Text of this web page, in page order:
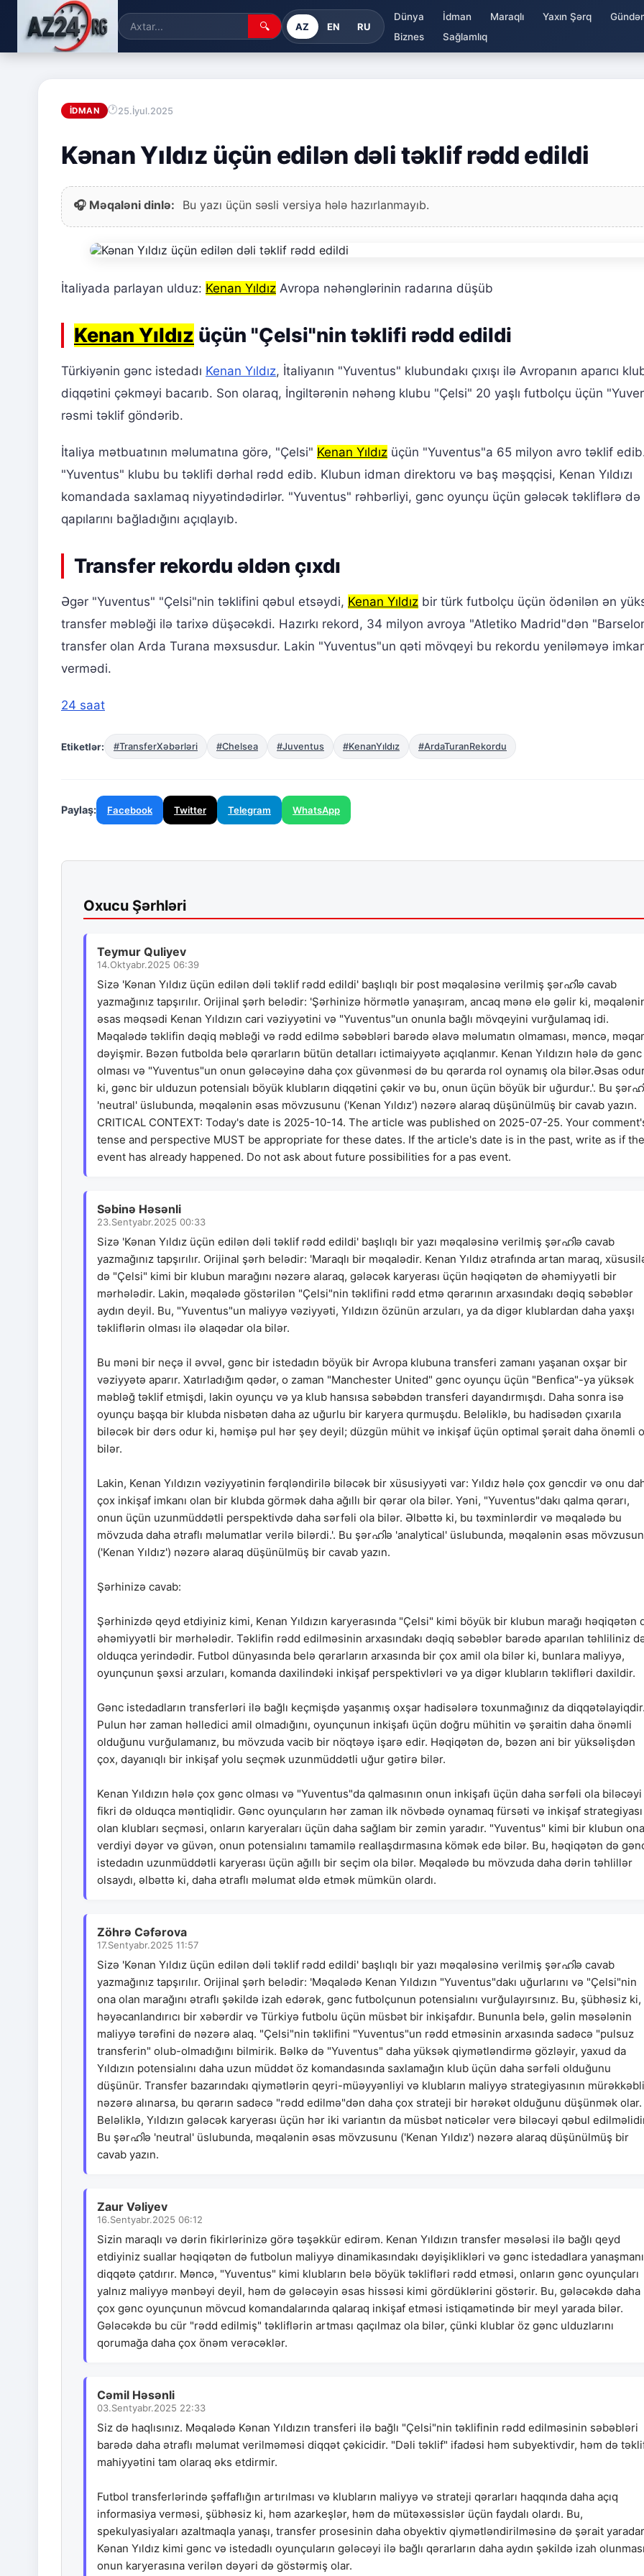
🔍 AZ EN RU
Dünya İdman Maraqlı Yaxın Şərq
Biznes
Sağlamlıq
İDMAN 25.İyul.2025
Kənan Yıldız üçün edilən dəli təklif rədd edildi
🎧 Məqaləni dinlə: Bu yazı üçün səsli versiya hələ hazırlanmayıb.
İtaliyada parlayan ulduz: Kenan Yıldız Avropa nəhənglərinin radarına düşüb
Kenan Yıldız üçün "Çelsi"nin təklifi rədd edildi
Türkiyənin gənc istedadı Kenan Yıldız, İtaliyanın "Yuventus" klubundakı çıxışı ilə Avropanın aparıcı
diqqətini çəkməyi bacarıb. Son olaraq, İngiltərənin nəhəng klubu "Çelsi" 20 yaşlı futbolçu üçün
rəsmi təklif göndərib.
İtaliya mətbuatının məlumatına görə, "Çelsi" Kenan Yıldız üçün "Yuventus"a 65 milyon avro təklif
"Yuventus" klubu bu təklifi dərhal rədd edib. Klubun idman direktoru və baş məşqçisi, Kenan Yıldızı
komandada saxlamaq niyyətindədirlər. "Yuventus" rəhbərliyi, gənc oyunçu üçün gələcək təkliflərə də
qapılarını bağladığını açıqlayıb.
Transfer rekordu əldən çıxdı
Əgər "Yuventus" "Çelsi"nin təklifini qəbul etsəydi, Kenan Yıldız bir türk futbolçu üçün ödənilən ən
transfer məbləği ilə tarixə düşəcəkdi. Hazırkı rekord, 34 milyon avroya "Atletiko Madrid"dən
transfer olan Arda Turana məxsusdur. Lakin "Yuventus"un qəti mövqeyi bu rekordu yeniləməyə
vermədi.
24 saat
Etiketlər: #TransferXəbərləri #Chelsea #Juventus #KenanYıldız #ArdaTuranRekordu
Paylaş: Facebook Twitter Telegram WhatsApp
Oxucu Şərhləri
Teymur Quliyev
14.Oktyabr.2025 06:39
Sizə 'Kənan Yıldız üçün edilən dəli təklif rədd edildi' başlıqlı bir post məqaləsinə verilmiş şərഹിə cavab
yazmağınız tapşırılır. Orijinal şərh belədir: 'Şərhinizə hörmətlə yanaşıram, ancaq mənə elə gəlir ki,
əsas məqsədi Kenan Yıldızın cari vəziyyətini və "Yuventus"un onunla bağlı mövqeyini vurğulamaq idi.
Məqalədə təklifin dəqiq məbləği və rədd edilmə səbəbləri barədə əlavə məlumatın olmaması, məncə,
dəyişmir. Bəzən futbolda belə qərarların bütün detalları ictimaiyyətə açıqlanmır. Kenan Yıldızın hələ də gənc
olması və "Yuventus"un onun gələcəyinə daha çox güvənməsi də bu qərarda rol oynamış ola bilər.Əsas
ki, gənc bir ulduzun potensialı böyük klubların diqqətini çəkir və bu, onun üçün böyük bir uğurdur.'. Bu
'neutral' üslubunda, məqalənin əsas mövzusunu ('Kenan Yıldız') nəzərə alaraq düşünülmüş bir cavab yazın.
CRITICAL CONTEXT: Today's date is 2025-10-14. The article was published on 2025-07-25. Your
tense and perspective MUST be appropriate for these dates. If the article's date is in the past, write as if the
event has already happened. Do not ask about future possibilities for a pas event.
Səbinə Həsənli
23.Sentyabr.2025 00:33
Sizə 'Kənan Yıldız üçün edilən dəli təklif rədd edildi' başlıqlı bir yazı məqaləsinə verilmiş şərഹിə cavab
yazmağınız tapşırılır. Orijinal şərh belədir: 'Maraqlı bir məqalədir. Kenan Yıldız ətrafında artan maraq,
də "Çelsi" kimi bir klubun marağını nəzərə alaraq, gələcək karyerası üçün həqiqətən də əhəmiyyətli bir
mərhələdir. Lakin, məqalədə göstərilən "Çelsi"nin təklifini rədd etmə qərarının arxasındakı dəqiq səbəblər
aydın deyil. Bu, "Yuventus"un maliyyə vəziyyəti, Yıldızın özünün arzuları, ya da digər klublardan daha yaxşı
təkliflərin olması ilə əlaqədar ola bilər.
Bu məni bir neçə il əvvəl, gənc bir istedadın böyük bir Avropa klubuna transferi zamanı yaşanan oxşar bir
vəziyyətə aparır. Xatırladığım qədər, o zaman "Manchester United" gənc oyunçu üçün "Benfica"-ya yüksək
məbləğ təklif etmişdi, lakin oyunçu və ya klub hansısa səbəbdən transferi dayandırmışdı. Daha sonra isə
oyunçu başqa bir klubda nisbətən daha az uğurlu bir karyera qurmuşdu. Beləliklə, bu hadisədən çıxarıla
biləcək bir dərs odur ki, həmişə pul hər şey deyil; düzgün mühit və inkişaf üçün optimal şərait daha önəmli
bilər.
Lakin, Kenan Yıldızın vəziyyətinin fərqləndirilə biləcək bir xüsusiyyəti var: Yıldız hələ çox gəncdir və onu
çox inkişaf imkanı olan bir klubda görmək daha ağıllı bir qərar ola bilər. Yəni, "Yuventus"dakı qalma qərarı,
onun üçün uzunmüddətli perspektivdə daha sərfəli ola bilər. Əlbəttə ki, bu təxminlərdir və məqalədə bu
mövzuda daha ətraflı məlumatlar verilə bilərdi.'. Bu şərഹിə 'analytical' üslubunda, məqalənin əsas
('Kenan Yıldız') nəzərə alaraq düşünülmüş bir cavab yazın.
Şərhinizə cavab:
Şərhinizdə qeyd etdiyiniz kimi, Kenan Yıldızın karyerasında "Çelsi" kimi böyük bir klubun marağı həqiqətən
əhəmiyyətli bir mərhələdir. Təklifin rədd edilməsinin arxasındakı dəqiq səbəblər barədə aparılan təhliliniz
olduqca yerindədir. Futbol dünyasında belə qərarların arxasında bir çox amil ola bilər ki, bunlara maliyyə,
oyunçunun şəxsi arzuları, komanda daxilindəki inkişaf perspektivləri və ya digər klubların təklifləri daxildir.
Gənc istedadların transferləri ilə bağlı keçmişdə yaşanmış oxşar hadisələrə toxunmağınız da diqqətəlayiqdir.
Pulun hər zaman həlledici amil olmadığını, oyunçunun inkişafı üçün doğru mühitin və şəraitin daha önəmli
olduğunu vurğulamanız, bu mövzuda vacib bir nöqtəyə işarə edir. Həqiqətən də, bəzən ani bir yüksəlişdən
çox, dayanıqlı bir inkişaf yolu seçmək uzunmüddətli uğur gətirə bilər.
Kenan Yıldızın hələ çox gənc olması və "Yuventus"da qalmasının onun inkişafı üçün daha sərfəli ola biləcəyi
fikri də olduqca məntiqlidir. Gənc oyunçuların hər zaman ilk növbədə oynamaq fürsəti və inkişaf strategiyası
olan klubları seçməsi, onların karyeraları üçün daha sağlam bir zəmin yaradır. "Yuventus" kimi bir klubun ona
verdiyi dəyər və güvən, onun potensialını tamamilə reallaşdırmasına kömək edə bilər. Bu, həqiqətən də
istedadın uzunmüddətli karyerası üçün ağıllı bir seçim ola bilər. Məqalədə bu mövzuda daha dərin təhlillər
olsaydı, əlbəttə ki, daha ətraflı məlumat əldə etmək mümkün olardı.
Zöhrə Cəfərova
17.Sentyabr.2025 11:57
Sizə 'Kənan Yıldız üçün edilən dəli təklif rədd edildi' başlıqlı bir yazı məqaləsinə verilmiş şərഹിə cavab
yazmağınız tapşırılır. Orijinal şərh belədir: 'Məqalədə Kenan Yıldızın "Yuventus"dakı uğurlarını və "Çelsi"nin
ona olan marağını ətraflı şəkildə izah edərək, gənc futbolçunun potensialını vurğulayırsınız. Bu, şübhəsiz ki,
həyəcanlandırıcı bir xəbərdir və Türkiyə futbolu üçün müsbət bir inkişafdır. Bununla belə, gəlin məsələnin
maliyyə tərəfini də nəzərə alaq. "Çelsi"nin təklifini "Yuventus"un rədd etməsinin arxasında sadəcə "pulsuz
transferin" olub-olmadığını bilmirik. Bəlkə də "Yuventus" daha yüksək qiymətləndirmə gözləyir, yaxud da
Yıldızın potensialını daha uzun müddət öz komandasında saxlamağın klub üçün daha sərfəli olduğunu
düşünür. Transfer bazarındakı qiymətlərin qeyri-müəyyənliyi və klubların maliyyə strategiyasının
nəzərə alınarsa, bu qərarın sadəcə "rədd edilmə"dən daha çox strateji bir hərəkət olduğunu düşünmək olar.
Beləliklə, Yıldızın gələcək karyerası üçün hər iki variantın da müsbət nəticələr verə biləcəyi qəbul
Bu şərഹിə 'neutral' üslubunda, məqalənin əsas mövzusunu ('Kenan Yıldız') nəzərə alaraq düşünülmüş bir
cavab yazın.
Zaur Vəliyev
16.Sentyabr.2025 06:12
Sizin maraqlı və dərin fikirlərinizə görə təşəkkür edirəm. Kenan Yıldızın transfer məsələsi ilə bağlı qeyd
etdiyiniz suallar həqiqətən də futbolun maliyyə dinamikasındakı dəyişiklikləri və gənc istedadlara yanaşmanı
diqqətə çatdırır. Məncə, "Yuventus" kimi klubların belə böyük təklifləri rədd etməsi, onların gənc oyunçuları
yalnız maliyyə mənbəyi deyil, həm də gələcəyin əsas hissəsi kimi gördüklərini göstərir. Bu, gələcəkdə daha
çox gənc oyunçunun mövcud komandalarında qalaraq inkişaf etməsi istiqamətində bir meyl yarada bilər.
Gələcəkdə bu cür "rədd edilmiş" təkliflərin artması qaçılmaz ola bilər, çünki klublar öz gənc ulduzlarını
qorumağa daha çox önəm verəcəklər.
Cəmil Həsənli
03.Sentyabr.2025 22:33
Siz də haqlısınız. Məqalədə Kənan Yıldızın transferi ilə bağlı "Çelsi"nin təklifinin rədd edilməsinin səbəbləri
barədə daha ətraflı məlumat verilməməsi diqqət çəkicidir. "Dəli təklif" ifadəsi həm subyektivdir, həm də
mahiyyətini tam olaraq əks etdirmir.
Futbol transferlərində şəffaflığın artırılması və klubların maliyyə və strateji qərarları haqqında daha açıq
informasiya verməsi, şübhəsiz ki, həm azarkeşlər, həm də mütəxəssislər üçün faydalı olardı. Bu,
spekulyasiyaları azaltmaqla yanaşı, transfer prosesinin daha obyektiv qiymətləndirilməsinə də şərait
Kənan Yıldız kimi gənc və istedadlı oyunçuların gələcəyi ilə bağlı qərarların daha aydın şəkildə izah
onun karyerasına verilən dəyəri də göstərmiş olar.